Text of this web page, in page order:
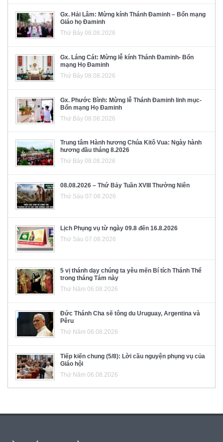
Gx. Hải Lâm: Mừng kính Thánh Đaminh – Bổn mạng
Giáo họ Đaminh
Thứ Bảy 08.08.2026
Gx. Láng Cát: Mừng lễ kính Thánh Đaminh- Bổn
mạng Họ Đaminh
Thứ Bảy 08.08.2026
Gx. Phước Bình: Mừng lễ Thánh Đaminh linh mục-
Bổn mạng Họ Đaminh
Thứ Bảy 08.08.2026
Trung tâm Hành hương Chúa Kitô Vua: Ngày hành
hương đầu tháng 8.2026
Thứ Bảy 08.08.2026
08.08.2026 – Thứ Bảy Tuần XVIII Thường Niên
Thứ Sáu 07.08.2026
Lịch Phụng vụ từ ngày 09.8 đến 16.8.2026
Thứ Sáu 07.08.2026
5 vị thánh dạy chúng ta yêu mến Bí tích Thánh Thể
trong tháng Tám này
Thứ Năm 06.08.2026
Đức Thánh Cha sẽ tông du Uruguay, Argentina và
Pêru
Thứ Năm 06.08.2026
Tiếp kiến chung (5/8): Lời cầu nguyện phụng vụ của
Giáo hội
Thứ Năm 06.08.2026